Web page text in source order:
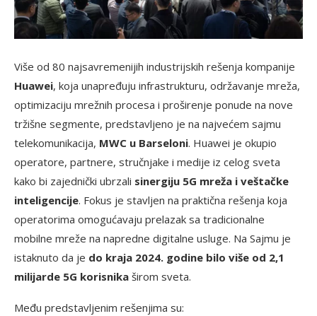
Više od 80 najsavremenijih industrijskih rešenja kompanije
Huawei, koja unapređuju infrastrukturu, održavanje mreža,
optimizaciju mrežnih procesa i proširenje ponude na nove
tržišne segmente, predstavljeno je na najvećem sajmu
telekomunikacija, MWC u Barseloni. Huawei je okupio
operatore, partnere, stručnjake i medije iz celog sveta
kako bi zajednički ubrzali sinergiju 5G mreža i veštačke
inteligencije. Fokus je stavljen na praktična rešenja koja
operatorima omogućavaju prelazak sa tradicionalne
mobilne mreže na napredne digitalne usluge. Na Sajmu je
istaknuto da je do kraja 2024. godine bilo više od 2,1
milijarde 5G korisnika širom sveta.
Među predstavljenim rešenjima su: